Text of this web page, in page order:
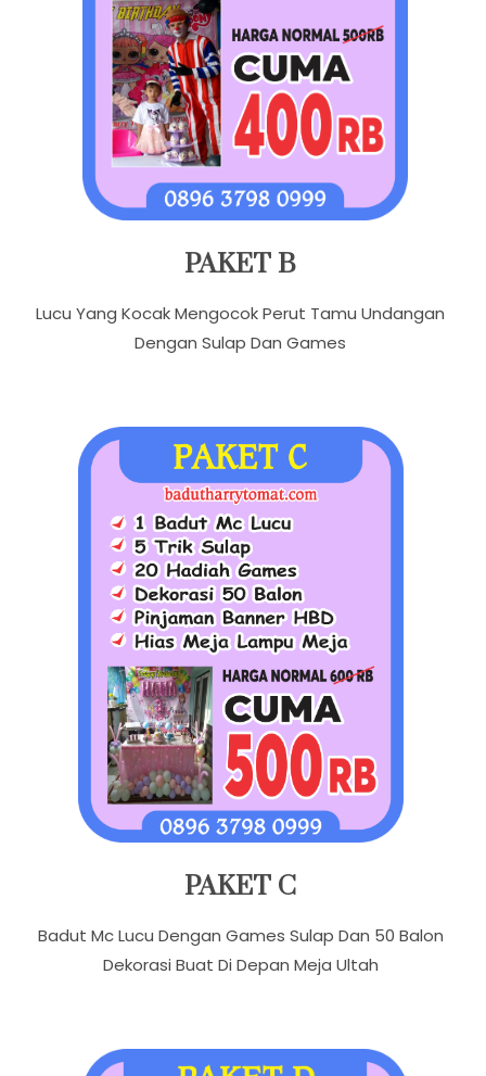
PAKET B
Lucu Yang Kocak Mengocok Perut Tamu Undangan
Dengan Sulap Dan Games
PAKET C
Badut Mc Lucu Dengan Games Sulap Dan 50 Balon
Dekorasi Buat Di Depan Meja Ultah